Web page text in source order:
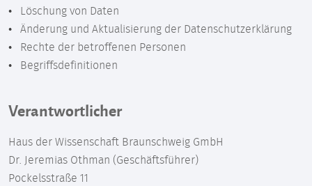
Löschung von Daten
Änderung und Aktualisierung der Datenschutzerklärung
Rechte der betroffenen Personen
Begriffsdefinitionen
Verantwortlicher
Haus der Wissenschaft Braunschweig GmbH
Dr. Jeremias Othman (Geschäftsführer)
Pockelsstraße 11